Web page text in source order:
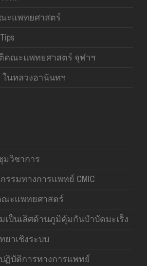
ะแพทยศาสตร์
คณะแพทยศาสตร์ จุฬาฯ
ในหลวงอานันทฯ
มวิชาการ
รรมทางการแพทย์ CMIC
ะแพทยศาสตร์
เป็นเลิศด้านภูมิคุ้มกันบำบัดมะเร็ง
ยาเชิงระบบ
ฏิบัติการทางการแพทย์